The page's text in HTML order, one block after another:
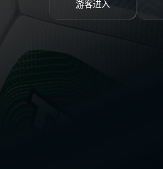
游客进入